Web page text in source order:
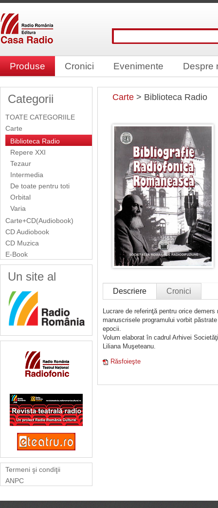
Produse Cronici Evenimente Despre
Categorii
TOATE CATEGORIILE
Carte
Biblioteca Radio
Repere XXI
Tezaur
Intermedia
De toate pentru toti
Orbital
Varia
Carte+CD(Audiobook)
CD Audiobook
CD Muzica
E-Book
Un site al
Termeni şi condiţii
ANPC
Carte > Biblioteca Radio
Descriere Cronici
Lucrare de referinţă pentru orice
manuscrisele programului vorbit
epocii.
Volum elaborat în cadrul Arhivei
Liliana Muşeteanu.
Răsfoieşte